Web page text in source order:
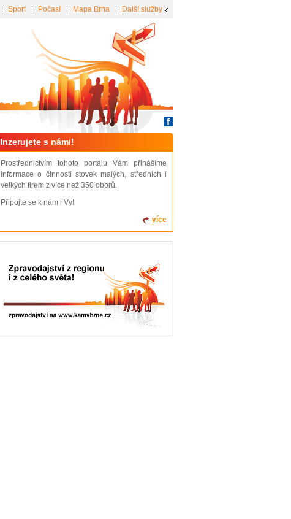
Další služby
Mapa Brna
Počasí
Sport
Inzerujete s námi!
Prostřednictvím tohoto portálu Vám přinášíme
informace o činnosti stovek malých, středních i
velkých firem z více než 350 oborů.
Připojte se k nám i Vy!
více